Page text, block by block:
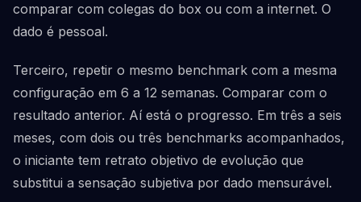
comparar com colegas do box ou com a internet. O
dado é pessoal.
Terceiro, repetir o mesmo benchmark com a mesma
configuração em 6 a 12 semanas. Comparar com o
resultado anterior. Aí está o progresso. Em três a seis
meses, com dois ou três benchmarks acompanhados,
o iniciante tem retrato objetivo de evolução que
substitui a sensação subjetiva por dado mensurável.